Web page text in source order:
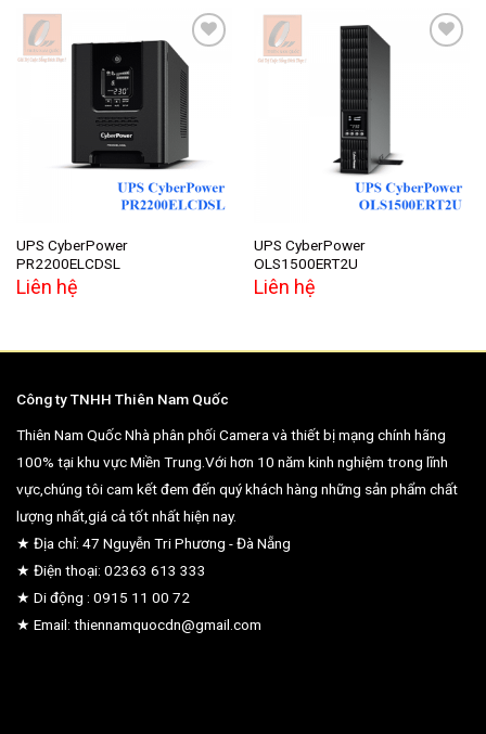
Add to
wishlist
UPS CyberPower
PR2200ELCDSL
Liên hệ
UPS CyberPower
OLS1500ERT2U
Liên hệ
Công ty TNHH Thiên Nam Quốc
Thiên Nam Quốc Nhà phân phối Camera và thiết bị mạng chính hãng
100% tại khu vực Miền Trung.Với hơn 10 năm kinh nghiệm trong lĩnh
vực,chúng tôi cam kết đem đến quý khách hàng những sản phẩm chất
lượng nhất,giá cả tốt nhất hiện nay.
★ Địa chỉ: 47 Nguyễn Tri Phương - Đà Nẵng
★ Điện thoại: 02363 613 333
★ Di động : 0915 11 00 72
★ Email: thiennamquocdn@gmail.com